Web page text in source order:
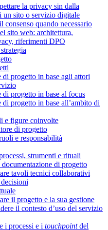
la privacy sin dalla
un sito o servizio digitale
consenso quando necessario
sito web: architettura,
riferimenti DPO
progetto in base agli attori
progetto in base al focus
progetto in base all’ambito di
e figure coinvolte
di progetto
e responsabilità
strumenti e rituali
di progetto
tavoli tecnici collaborativi
il progetto e la sua gestione
il contesto d’uso del servizio
i processi e i touchpointdel